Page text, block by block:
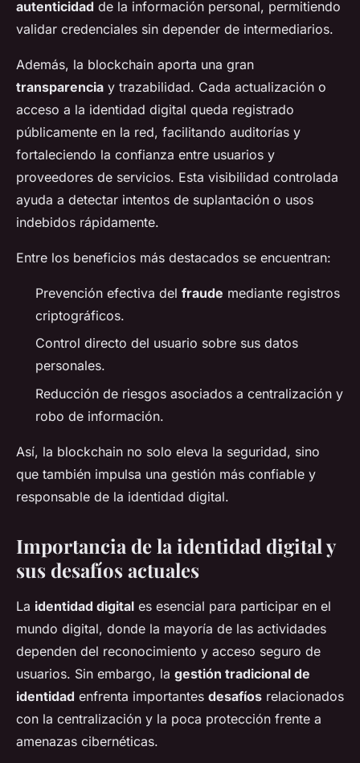
autenticidad de la información personal, permitiendo
validar credenciales sin depender de intermediarios.
Además, la blockchain aporta una gran
transparencia y trazabilidad. Cada actualización o
acceso a la identidad digital queda registrado
públicamente en la red, facilitando auditorías y
fortaleciendo la confianza entre usuarios y
proveedores de servicios. Esta visibilidad controlada
ayuda a detectar intentos de suplantación o usos
indebidos rápidamente.
Entre los beneficios más destacados se encuentran:
Prevención efectiva del fraude mediante registros
criptográficos.
Control directo del usuario sobre sus datos
personales.
Reducción de riesgos asociados a centralización y
robo de información.
Así, la blockchain no solo eleva la seguridad, sino
que también impulsa una gestión más confiable y
responsable de la identidad digital.
Importancia de la identidad digital y
sus desafíos actuales
La identidad digital es esencial para participar en el
mundo digital, donde la mayoría de las actividades
dependen del reconocimiento y acceso seguro de
usuarios. Sin embargo, la gestión tradicional de
identidad enfrenta importantes desafíos relacionados
con la centralización y la poca protección frente a
amenazas cibernéticas.